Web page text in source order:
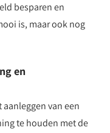
besparen en
is, maar ook nog
en
van een
te houden met de